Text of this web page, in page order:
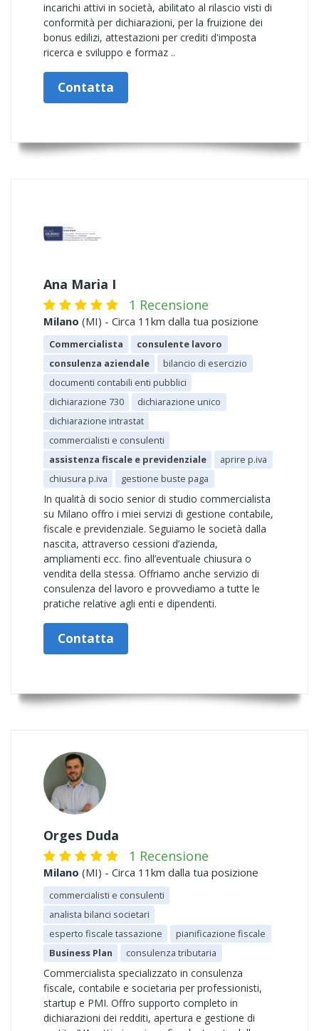
incarichi attivi in società, abilitato al rilascio visti di
conformità per dichiarazioni, per la fruizione dei
bonus edilizi, attestazioni per crediti d'imposta
ricerca e sviluppo e formaz ..
Contatta
Ana Maria I
1 Recensione
Milano (MI) - Circa 11km dalla tua posizione
Commercialista
consulente lavoro
consulenza aziendale
bilancio di esercizio
documenti contabili enti pubblici
dichiarazione 730
dichiarazione unico
dichiarazione intrastat
commercialisti e consulenti
assistenza fiscale e previdenziale
aprire p.iva
chiusura p.iva
gestione buste paga
In qualità di socio senior di studio commercialista
su Milano offro i miei servizi di gestione contabile,
fiscale e previdenziale. Seguiamo le società dalla
nascita, attraverso cessioni d’azienda,
ampliamenti ecc. fino all’eventuale chiusura o
vendita della stessa. Offriamo anche servizio di
consulenza del lavoro e provvediamo a tutte le
pratiche relative agli enti e dipendenti.
Contatta
Orges Duda
1 Recensione
Milano (MI) - Circa 11km dalla tua posizione
commercialisti e consulenti
analista bilanci societari
esperto fiscale tassazione
pianificazione fiscale
Business Plan
consulenza tributaria
Commercialista specializzato in consulenza
fiscale, contabile e societaria per professionisti,
startup e PMI. Offro supporto completo in
dichiarazioni dei redditi, apertura e gestione di